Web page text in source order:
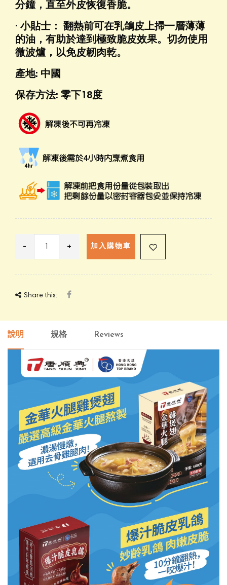
分鐘，直至外皮恢復香脆。
· 小貼士： 翻熱前可在乳鴿皮上掃一層薄薄
的油，有助於達到極致脆皮效果。切勿使用
微波爐，以免皮韌肉乾。
產地: 中國
保存方法: 零下18度
- + 加入購物車
Share this:
說明 規格 Reviews